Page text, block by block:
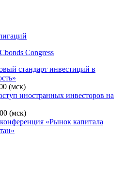
Cbonds Congress
стандарт инвестиций в
(мск)
иностранных инвесторов на
(мск)
«Рынок капитала